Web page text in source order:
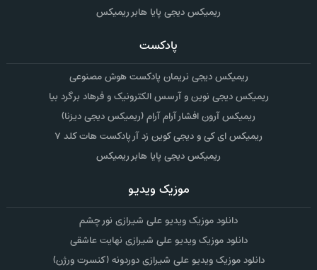
ریمیکس دیجی پایا هابر ریمیکس
پادکست
ریمیکس دیجی نریمان پادکست هوش مصنوعی
ریمیکس دیجی نوین و آرسس الکترونیک و فرهاد برگرد بیا
ریمیکس آرون افشار آرام آرام (ریمیکس دیجی دیزنا)
ریمیکس ای کی و دیجی کوین زد آر پادکست هات کلد ۷
ریمیکس دیجی پایا هابر ریمیکس
موزیک ویدیو
دانلود موزیک ویدیو علی شیرازی نور چشم
دانلود موزیک ویدیو علی شیرازی نهایت عاشقی
دانلود موزیک ویدیو علی شیرازی دوردونه (کنسرت ورژن)